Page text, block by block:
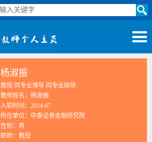
杨淑振
教授 同专业博导 同专业硕导
教师姓名：杨淑振
入职时间：2014-07
所在单位：中泰证券金融研究院
性别：男
职称：教授